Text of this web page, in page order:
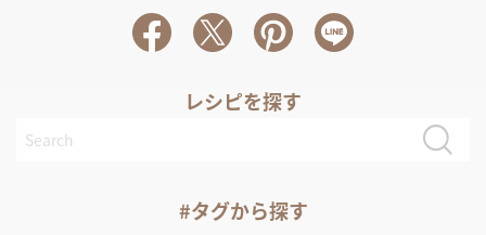
レシピを探す
#タグから探す